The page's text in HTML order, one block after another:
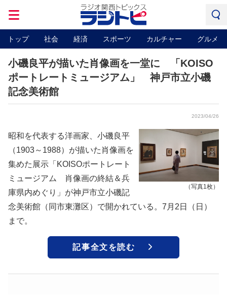
トップ 社会 経済 スポーツ カルチャー グルメ
小磯良平が描いた肖像画を一堂に 「KOISO
ポートレートミュージアム」 神戸市立小磯
記念美術館
2023/04/26
（写真1枚）
昭和を代表する洋画家、小磯良平
（1903～1988）が描いた肖像画を
集めた展示「KOISOポートレート
ミュージアム 肖像画の終結＆兵
庫県内めぐり」が神戸市立小磯記
念美術館（同市東灘区）で開かれている。7月2日（日）
まで。
記事全文を読む